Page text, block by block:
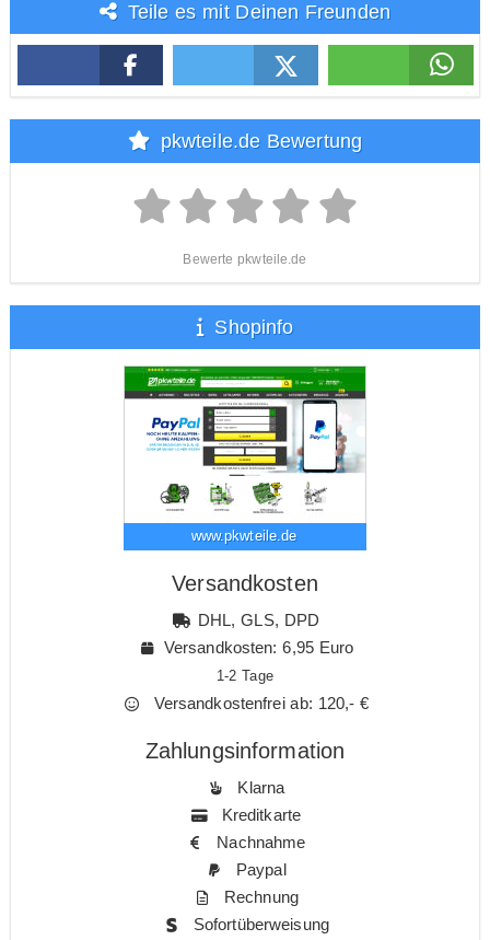
Teile es mit Deinen Freunden
pkwteile.de Bewertung
Bewerte pkwteile.de
Shopinfo
www.pkwteile.de
Versandkosten
DHL, GLS, DPD
Versandkosten: 6,95 Euro
1-2 Tage
Versandkostenfrei ab: 120,- €
Zahlungsinformation
Klarna
Kreditkarte
Nachnahme
Paypal
Rechnung
Sofortüberweisung